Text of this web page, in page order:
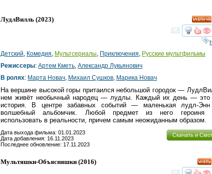
HD
ЛудлВилль (2023)
Детский, Комедия, Мультсериалы, Приключения, Русские мультфильмы
Режиссеры: Артем Кметь, Александр Лукьянович
В ролях: Марта Новач, Михаил Сушков, Марика Новач
На вершине высокой горы притаился небольшой городок —
нем живёт необычный народец — лудлы. Каждый их день — это
история. В центре забавных событий — маленькая лудл-
волшебный альбомчик. Любой предмет из него героиня
использовать в реальности, причем самым неожиданным образом.
Скачать и
Дата выхода фильма: 01.01.2023
Дата добавления: 16.11.2023
Последнее обновление: 17.11.2023
Мультяшки-Объясняшки (2016)